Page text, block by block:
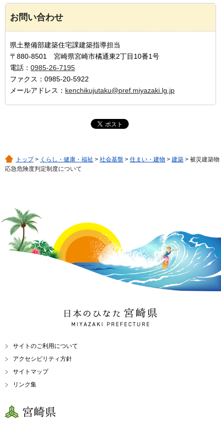
お問い合わせ
県土整備部建築住宅課建築指導担当
〒880-8501 宮崎県宮崎市橘通東2丁目10番1号
電話： 0985-26-7195
ファクス：0985-20-5922
メールアドレス： kenchikujutaku@pref.miyazaki.lg.jp
トップ> くらし・健康・福祉 > 社会基盤 > 住まい・建物 > 建築 > 被災建築物
応急危険度判定制度について
日本のひなた 宮崎県
MIYAZAKI PREFECTURE
サイトのご利用について
アクセシビリティ方針
サイトマップ
リンク集
宮崎県